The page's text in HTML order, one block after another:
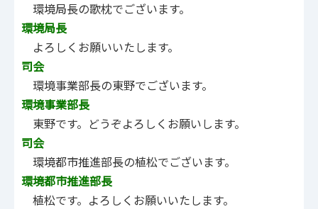
環境局長の歌枕でございます。
環境局長
よろしくお願いいたします。
司会
環境事業部長の東野でございます。
環境事業部長
東野です。どうぞよろしくお願いします。
司会
環境都市推進部長の植松でございます。
環境都市推進部長
植松です。よろしくお願いいたします。